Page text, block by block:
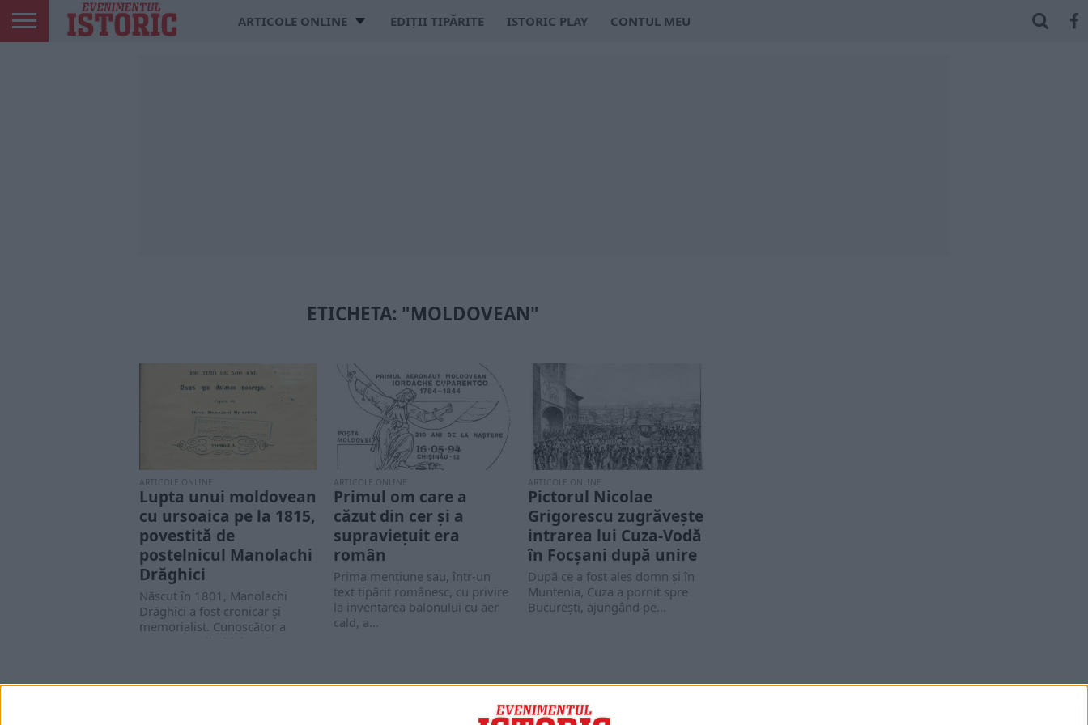
ARTICOLE ONLINE EDIȚII TIPĂRITE ISTORIC PLAY CONTUL MEU
ETICHETA: "MOLDOVEAN"
ARTICOLE ONLINE
Lupta unui moldovean
cu ursoaica pe la 1815,
povestită de
postelnicul Manolachi
Drăghici
Născut în 1801, Manolachi
Drăghici a fost cronicar şi
memorialist. Cunoscător a
numeroase limbi, istorie,
ARTICOLE ONLINE
Primul om care a
căzut din cer și a
supraviețuit era
român
Prima menţiune sau, într-un
text tipărit românesc, cu privire
la inventarea balonului cu aer
cald, a...
ARTICOLE ONLINE
Pictorul Nicolae
Grigorescu zugrăvește
intrarea lui Cuza-Vodă
în Focșani după unire
După ce a fost ales domn şi în
Muntenia, Cuza a pornit spre
Bucureşti, ajungând pe...